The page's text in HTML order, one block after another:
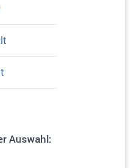
Auswahl: